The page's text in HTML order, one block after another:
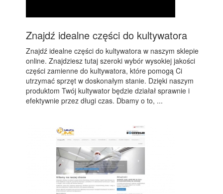
Znajdź idealne części do kultywatora
Znajdź idealne części do kultywatora w naszym sklepie
online. Znajdziesz tutaj szeroki wybór wysokiej jakości
części zamienne do kultywatora, które pomogą Ci
utrzymać sprzęt w doskonałym stanie. Dzięki naszym
produktom Twój kultywator będzie działał sprawnie i
efektywnie przez długi czas. Dbamy o to, ...